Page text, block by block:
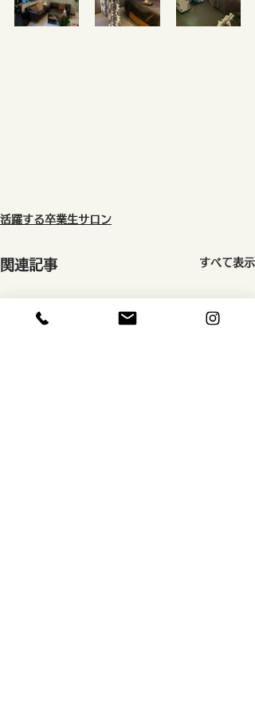
活躍する卒業生サロン
関連記事 すべて表示